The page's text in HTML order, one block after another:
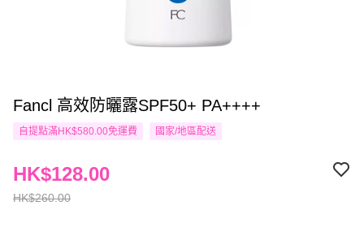
Fancl 高效防曬露SPF50+ PA++++
自提點滿HK$580.00免運費 國家/地區配送
HK$260.00
HK$128.00